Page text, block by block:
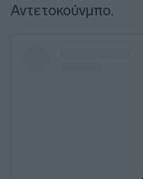
Αντετοκούνμπο.